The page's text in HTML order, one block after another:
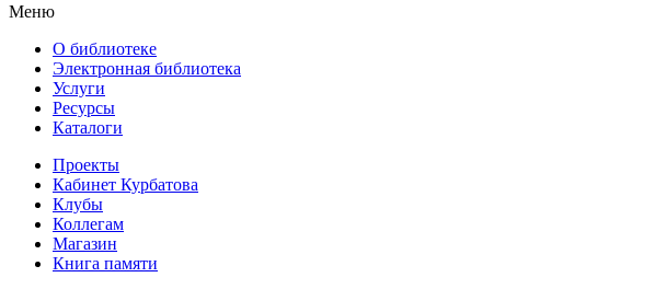
Меню
О библиотеке
Электронная библиотека
Услуги
Ресурсы
Каталоги
Проекты
Кабинет Курбатова
Клубы
Коллегам
Магазин
Книга памяти